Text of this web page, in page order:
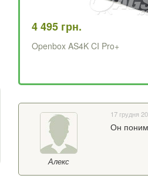
4 495 грн.
Openbox AS4K CI Pro+
Алекс
17 грудня
Он